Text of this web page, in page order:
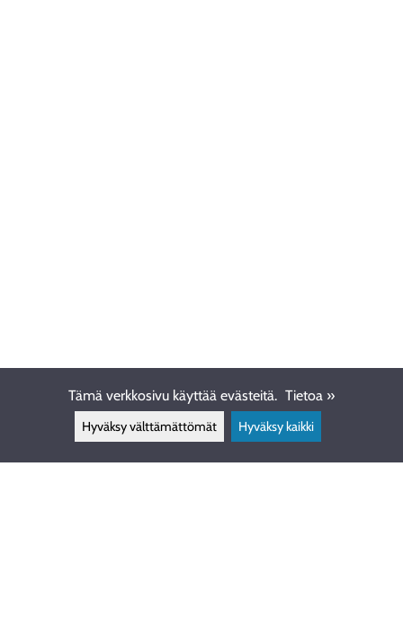
Tämä verkkosivu käyttää evästeitä. Tietoa »
Hyväksy välttämättömät Hyväksy kaikki